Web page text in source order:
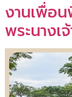
งานเพื่อ
พระนางเ